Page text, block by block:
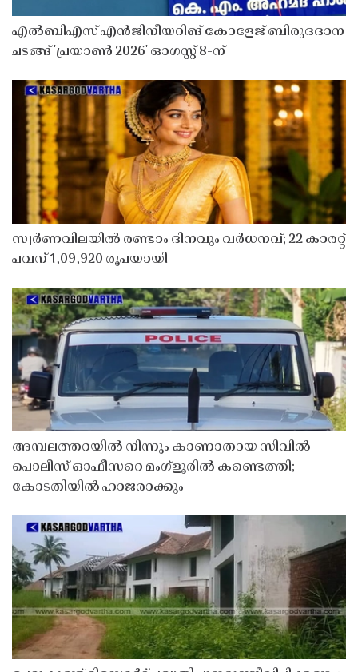
എൽബിഎസ് എൻജിനീയറിങ് കോളേജ് ബിരുദദാന
ചടങ്ങ് 'പ്രയാൺ 2026' ഓഗസ്റ്റ് 8-ന്
സ്വർണവിലയിൽ രണ്ടാം ദിനവും വർധനവ്; 22 കാരറ്റ്
പവന് 1,09,920 രൂപയായി
അമ്പലത്തറയിൽ നിന്നും കാണാതായ സിവിൽ
പൊലീസ് ഓഫീസറെ മംഗ്ളൂരിൽ കണ്ടെത്തി;
കോടതിയിൽ ഹാജരാക്കും